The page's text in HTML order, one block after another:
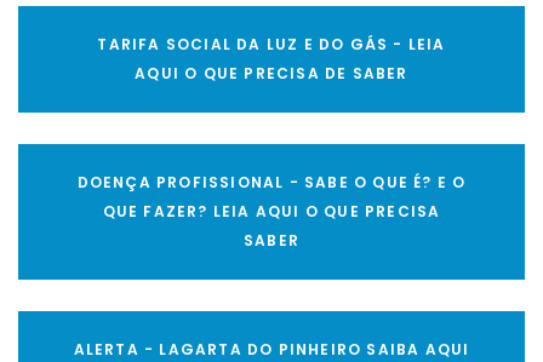
TARIFA SOCIAL DA LUZ E DO GÁS - LEIA
AQUI O QUE PRECISA DE SABER
DOENÇA PROFISSIONAL - SABE O QUE É? E O
QUE FAZER? LEIA AQUI O QUE PRECISA
SABER
ALERTA - LAGARTA DO PINHEIRO SAIBA AQUI